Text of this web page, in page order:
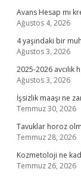
Avans Hesap mı
Ağustos 4, 2026
4 yaşındaki bir
Ağustos 3, 2026
2025-2026 avcılık
Ağustos 3, 2026
İşsizlik maaşı ne
Temmuz 30, 2026
Tavuklar horoz
Temmuz 28, 2026
Kozmetoloji ne
Temmuz 26, 2026